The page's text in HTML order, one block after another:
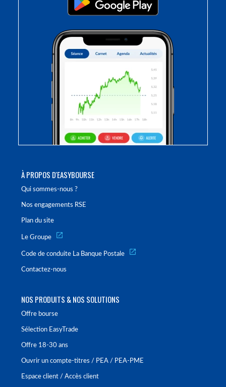
À PROPOS D'EASYBOURSE
Qui sommes-nous ?
Nos engagements RSE
Plan du site
Le Groupe
Code de conduite La Banque Postale
Contactez-nous
NOS PRODUITS & NOS SOLUTIONS
Offre bourse
Sélection EasyTrade
Offre 18-30 ans
Ouvrir un compte-titres / PEA / PEA-PME
Espace client / Accès client